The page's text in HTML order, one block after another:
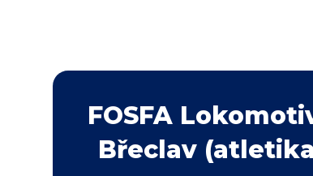
FOSFA
Břeclav